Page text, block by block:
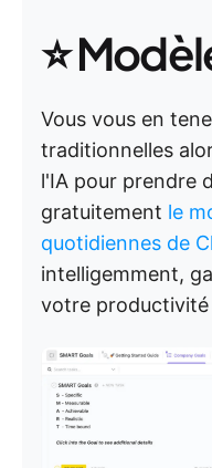
⭐
Vous vous en
traditionnelles
l'IA pour prendre
gratuitement le
quotidiennes de
intelligemment,
votre productivité